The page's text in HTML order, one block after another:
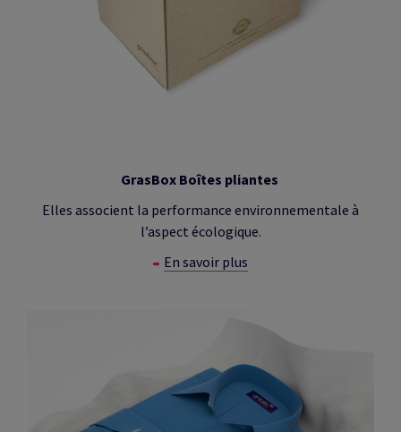
GrasBox Boîtes pliantes
Elles associent la performance environnementale à
l’aspect écologique.
En savoir plus